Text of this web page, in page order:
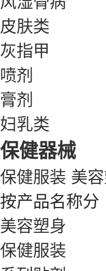
皮肤类
灰指甲
喷剂
膏剂
妇乳类
保健器械
保健服装 美
按产品名称分
美容塑身
保健服装